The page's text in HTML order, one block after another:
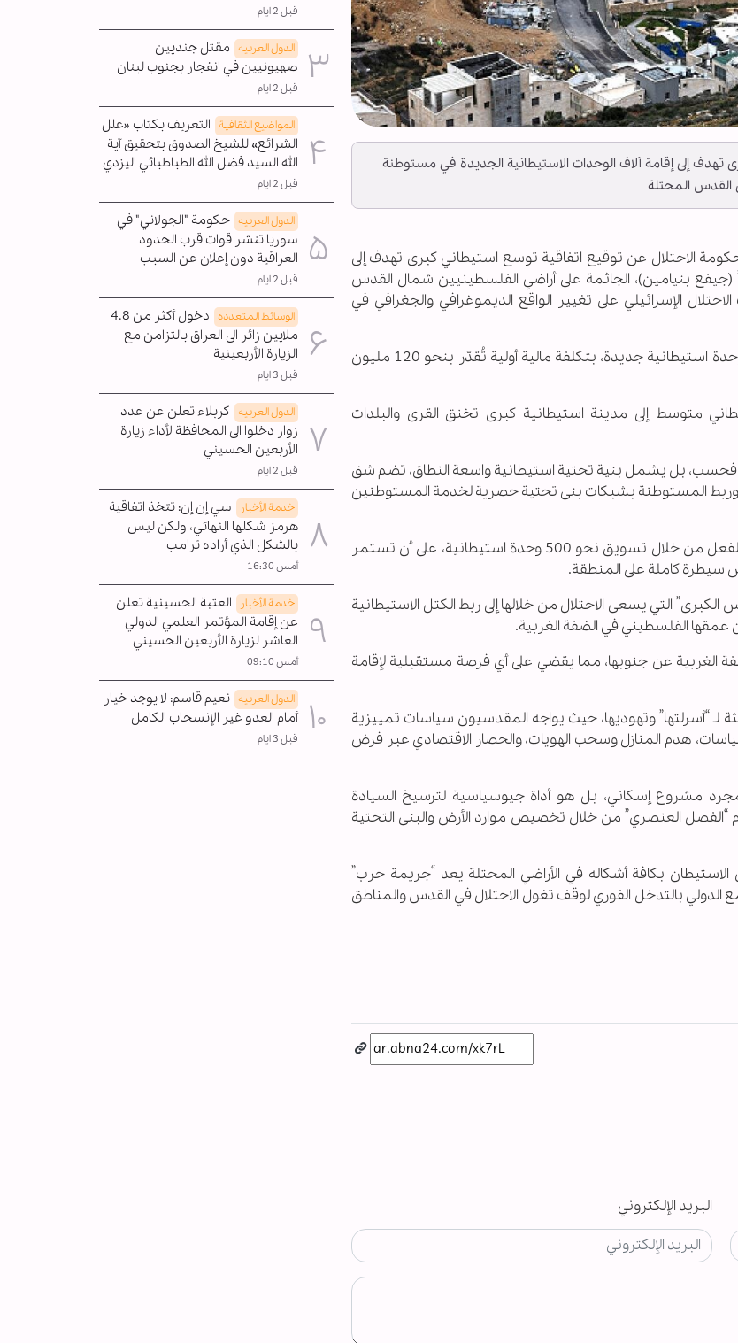
إلى إقامة آلاف الوحدات الاستيطانية الجديدة في مستوطنة
القدس المحتلة
الاحتلال عن توقيع اتفاقية توسع استيطاني كبرى تهدف إلى
(جيفع بنيامين)، الجاثمة على أراضي الفلسطينيين شمال القدس
الإسرائيلي على تغيير الواقع الديموغرافي والجغرافي في
وفقاً للإعلان الرسمي، تشمل الاتفاقية بناء ما يقارب 2,780 وحدة استيطانية جديدة، بتكلفة مالية أولية تُقدّر بنحو 120 مليون
متوسط إلى مدينة استيطانية كبرى تخنق القرى والبلدات
فحسب، بل يشمل بنية تحتية استيطانية واسعة النطاق، تضم شق
وربط المستوطنة بشبكات بنى تحتية حصرية لخدمة المستوطنين
وتشير التقارير إلى أن المرحلة الأولى من المشروع قد بدأت بالفعل من خلال تسويق نحو 500 وحدة استيطانية، على أن تستمر
سيطرة كاملة على المنطقة.
التي يسعى الاحتلال من خلالها إلى ربط الكتل الاستيطانية
الفلسطيني في الضفة الغربية.
الغربية عن جنوبها، مما يقضي على أي فرصة مستقبلية لإقامة
منذ عام 1967 محاولات حثيثة لـ “أسرلتها” وتهوديها، حيث يواجه المقدسيون سياسات تمييزية
هدم المنازل وسحب الهويات، والحصار الاقتصادي عبر فرض
مشروع إسكاني، بل هو أداة جيوسياسية لترسيخ السيادة
“الفصل العنصري” من خلال تخصيص موارد الأرض والبنى التحتية
بكافة أشكاله في الأراضي المحتلة يعد “جريمة حرب”
الدولي بالتدخل الفوري لوقف تغول الاحتلال في القدس والمناطق
البريد الإلكتروني
قبل 2 ايام
الدول العربیه مقتل جنديين
صهيونيين في انفجار بجنوب لبنان
قبل 2 ايام
المواضیع الثقافية التعريف بكتاب «علل
الشرائع» للشيخ الصدوق بتحقيق آية
الله السيد فضل الله الطباطبائي اليزدي
قبل 2 ايام
الدول العربیه حكومة "الجولاني" في
سوريا تنشر قوات قرب الحدود
العراقية دون إعلان عن السبب
قبل 2 ايام
الوسائط المتعدده
دخول أكثر من 4.8
ملايين زائر الى العراق بالتزامن مع
الزيارة الأربعينية
قبل 3 ايام
الدول العربیه كربلاء تعلن عن عدد
زوار دخلوا الى المحافظة لأداء زيارة
الأربعين الحسيني
قبل 2 ايام
خدمة الأخبار
سي إن إن: تتخذ اتفاقية
هرمز شكلها النهائي، ولكن ليس
بالشكل الذي أراده ترامب
أمس 16:30
خدمة الأخبار
العتبة الحسينية تعلن
عن إقامة المؤتمر العلمي الدولي
العاشر لزيارة الأربعين الحسيني
أمس 09:10
الدول العربیه نعيم قاسم: لا يوجد خيار
أمام العدو غير الإنسحاب الکامل
قبل 3 ايام